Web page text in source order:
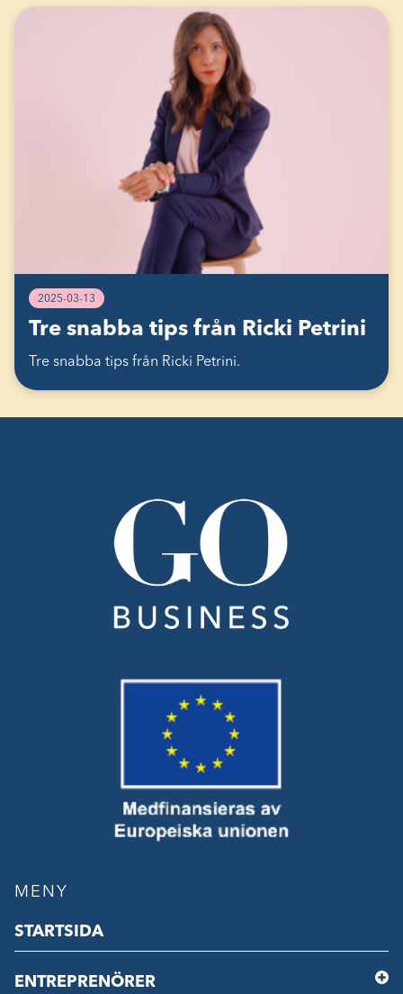
2025-03-13
Tre snabba tips från Ricki Petrini
Tre snabba tips från Ricki Petrini.
MENY
STARTSIDA
ENTREPRENÖRER